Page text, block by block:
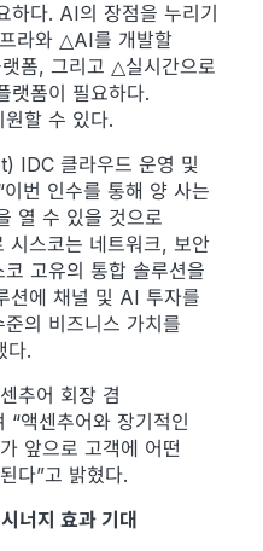
하다. AI의 장점을 누리기
라와 △AI를 개발할
폼, 그리고 △실시간으로
랫폼이 필요하다.
할 수 있다.
IDC 클라우드 운영 및
번 인수를 통해 양 사는
열 수 있을 것으로
시스코는 네트워크, 보안
고유의 통합 솔루션을
션에 채널 및 AI 투자를
의 비즈니스 가치를
다.
추어 회장 겸
“액센추어와 장기적인
앞으로 고객에 어떤
다”고 밝혔다.
너지 효과 기대